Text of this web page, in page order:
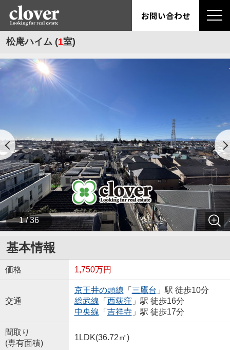
お問い合わせ
松庵ハイム (1室)
1 / 36
基本情報
価格 1,750万円
交通
京王井の頭線 「 三鷹台 」駅 徒歩10分
総武線 「 西荻窪 」駅 徒歩16分
中央線 「 吉祥寺」駅 徒歩17分
間取り
(専有面積)
1LDK(36.72㎡)